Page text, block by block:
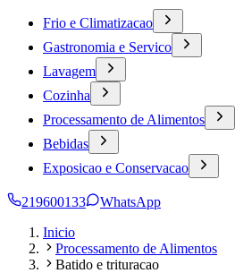
Frio e Climatizacao
Gastronomia e Servico
Lavagem
Cozinha
Processamento de Alimentos
Bebidas
Exposicao e Conservacao
219600133
WhatsApp
Inicio
Processamento de Alimentos
Batido e trituracao